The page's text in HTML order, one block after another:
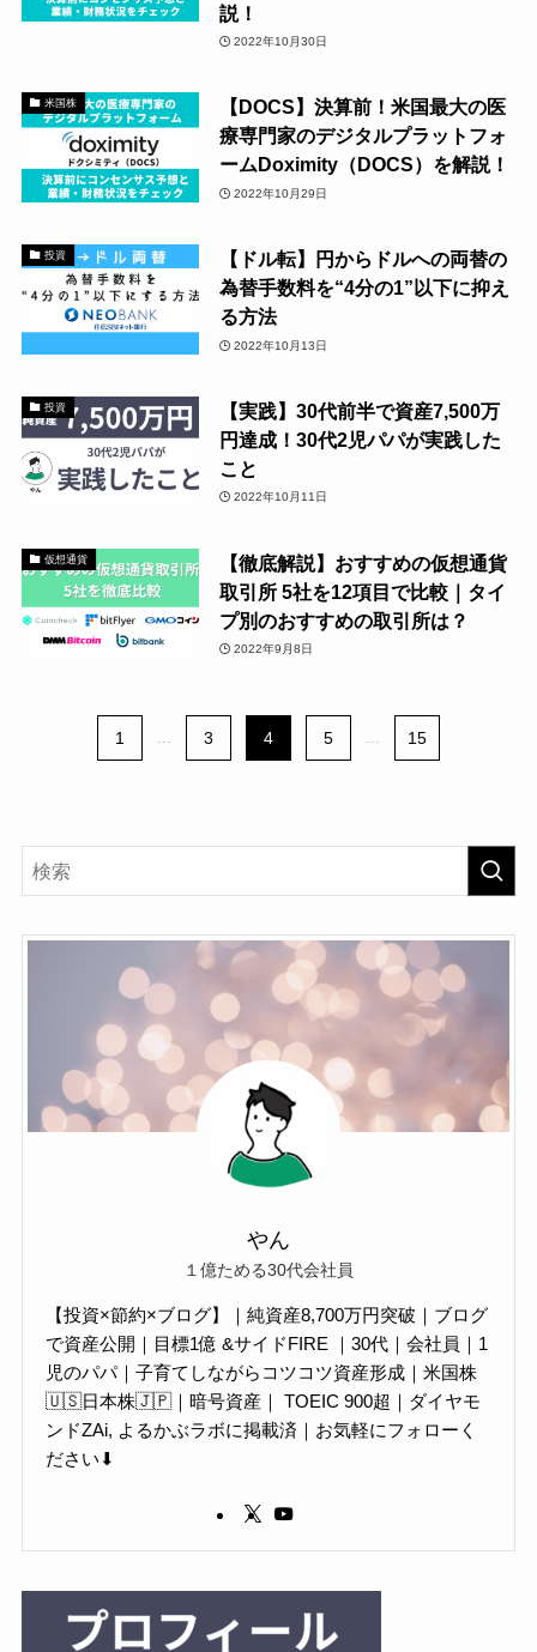
説！
2022年10月30日
米国株
【DOCS】決算前！米国最大の医
療専門家のデジタルプラットフォ
ームDoximity（DOCS）を解説！
2022年10月29日
投資
【ドル転】円からドルへの両替の
為替手数料を“4分の1”以下に抑え
る方法
2022年10月13日
投資
【実践】30代前半で資産7,500万
円達成！30代2児パパが実践した
こと
2022年10月11日
仮想通貨
【徹底解説】おすすめの仮想通貨
取引所 5社を12項目で比較｜タイ
プ別のおすすめの取引所は？
2022年9月8日
1 ... 3 4 5 ... 15
やん
１億ためる30代会社員
【投資×節約×ブログ】｜純資産8,700万円突破｜ブログ
で資産公開｜目標1億 &サイドFIRE ｜30代｜会社員｜1
児のパパ｜子育てしながらコツコツ資産形成｜米国株
🇺🇸日本株🇯🇵｜暗号資産｜ TOEIC 900超｜ダイヤモ
ンドZAi, よるかぶラボに掲載済｜お気軽にフォローく
ださい⬇︎